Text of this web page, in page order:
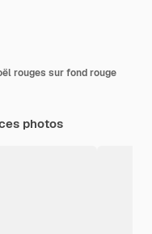
rouges sur fond rouge
photos